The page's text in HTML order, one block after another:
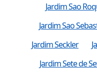
Jardim Sao
Jardim Sao
Jardim Seckler
Jardim Sete de